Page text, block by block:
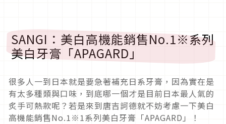
SANGI：美白高機能銷售No.1※系列
美白牙膏「APAGARD」
很多人一到日本就是要急著補充日系牙膏，因為實在是
有太多種類與口味，到底哪一個才是目前日本最人氣的
炙手可熱款呢？若是來到唐吉訶德就不妨考慮一下美白
高機能銷售No.1※1系列美白牙膏「APAGARD」！